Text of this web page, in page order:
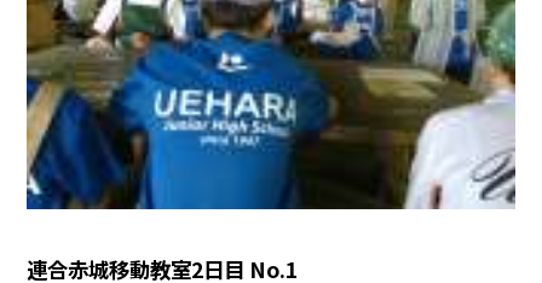
連合赤城移動教室2日目 No.1